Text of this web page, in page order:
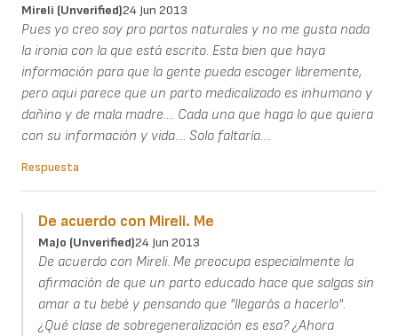
Mireli (unverified)24 Jun 2013
Pues yo creo soy pro partos naturales y no me gusta nada
la ironia con la que está escrito. Esta bien que haya
información para que la gente pueda escoger libremente,
pero aqui parece que un parto medicalizado es inhumano y
dañino y de mala madre.... Cada una que haga lo que quiera
con su información y vida.... Solo faltaría....
Respuesta
De acuerdo con Mireli. Me
MaJo (unverified)24 Jun 2013
De acuerdo con Mireli. Me preocupa especialmente la
afirmación de que un parto educado hace que salgas sin
amar a tu bebé y pensando que "llegarás a hacerlo".
¿Qué clase de sobregeneralización es esa? ¿Ahora